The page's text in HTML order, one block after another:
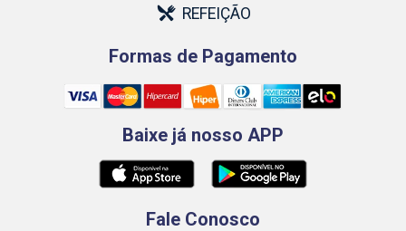
REFEIÇÃO
Formas de Pagamento
Baixe já nosso APP
Fale Conosco